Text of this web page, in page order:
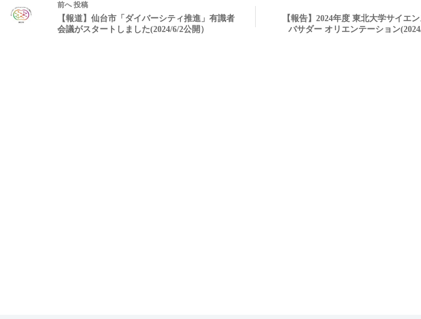
前へ投稿
【報道】仙台市「ダイバーシティ推進」有識者
会議がスタートしました(2024/6/2公開）
【報告】2024年度 東北大学サイエ
バサダー オリエンテーション